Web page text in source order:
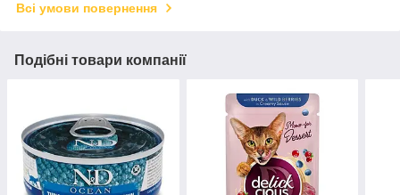
Всі умови повернення
Подібні товари компанії